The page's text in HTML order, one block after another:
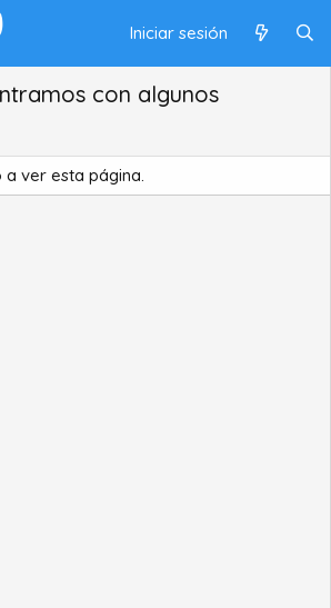
Iniciar sesión
con algunos
ver esta página.